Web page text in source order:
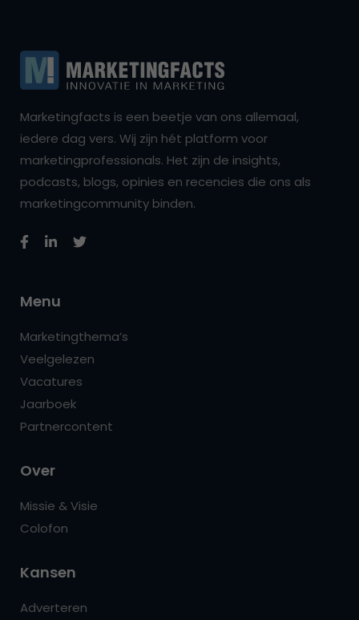
Marketingfacts is een beetje van ons allemaal,
iedere dag vers. Wij zijn hét platform voor
marketingprofessionals. Het zijn de insights,
podcasts, blogs, opinies en recencies die ons als
marketingcommunity binden.
Menu
Marketingthema’s
Veelgelezen
Vacatures
Jaarboek
Partnercontent
Over
Missie & Visie
Colofon
Kansen
Adverteren